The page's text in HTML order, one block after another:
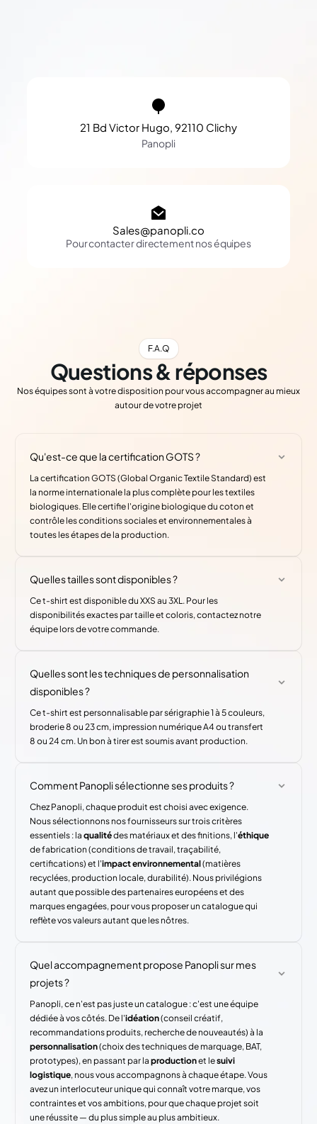
21 Bd Victor Hugo, 92110 Clichy
Panopli
Sales@panopli.co
Pour contacter directement nos équipes
F.A.Q
Questions & réponses
Nos équipes sont à votre disposition pour vous accompagner au mieux
autour de votre projet
Qu'est-ce que la certification GOTS ?
La certification GOTS (Global Organic Textile Standard) est
la norme internationale la plus complète pour les textiles
biologiques. Elle certifie l'origine biologique du coton et
contrôle les conditions sociales et environnementales à
toutes les étapes de la production.
Quelles tailles sont disponibles ?
Ce t-shirt est disponible du XXS au 3XL. Pour les
disponibilités exactes par taille et coloris, contactez notre
équipe lors de votre commande.
Quelles sont les techniques de personnalisation
disponibles ?
Ce t-shirt est personnalisable par sérigraphie 1 à 5 couleurs,
broderie 8 ou 23 cm, impression numérique A4 ou transfert
8 ou 24 cm. Un bon à tirer est soumis avant production.
Comment Panopli sélectionne ses produits ?
Chez Panopli, chaque produit est choisi avec exigence.
Nous sélectionnons nos fournisseurs sur trois critères
essentiels : laqualitédes matériaux et des finitions, l'éthique
de fabrication (conditions de travail, traçabilité,
certifications) et l'impact environnemental(matières
recyclées, production locale, durabilité). Nous privilégions
autant que possible des partenaires européens et des
marques engagées, pour vous proposer un catalogue qui
reflète vos valeurs autant que les nôtres.
Quel accompagnement propose Panopli sur mes
projets ?
Panopli, ce n'est pas juste un catalogue : c'est une équipe
dédiée à vos côtés. De l'idéation(conseil créatif,
recommandations produits, recherche de nouveautés) à la
personnalisation(choix des techniques de marquage, BAT,
prototypes), en passant par laproductionet lesuivi
logistique, nous vous accompagnons à chaque étape. Vous
avez un interlocuteur unique qui connaît votre marque, vos
contraintes et vos ambitions, pour que chaque projet soit
une réussite — du plus simple au plus ambitieux.